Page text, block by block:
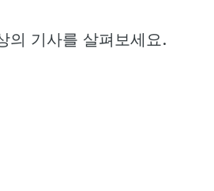
의 기사를 살펴보세요.